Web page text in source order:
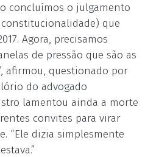
concluímos o julgamento
que
Agora, precisamos
de pressão que são as
afirmou, questionado por
do advogado
lamentou ainda a morte
convites para virar
“Ele dizia simplesmente